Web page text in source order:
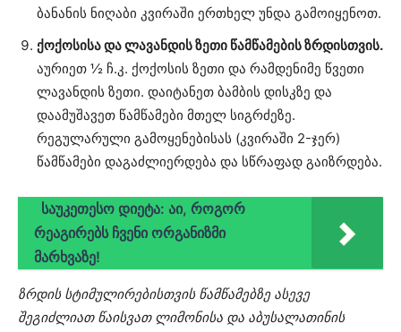
ბანანის ნიღაბი კვირაში ერთხელ უნდა გამოიყენოთ.
ქოქოსისა და ლავანდის ზეთი წამწამების ზრდისთვის.
აურიეთ ½ ჩ.კ. ქოქოსის ზეთი და რამდენიმე წვეთი
ლავანდის ზეთი. დაიტანეთ ბამბის დისკზე და
დაამუშავეთ წამწამები მთელ სიგრძეზე.
რეგულარული გამოყენებისას (კვირაში 2-ჯერ)
წამწამები დაგაძლიერდება და სწრაფად გაიზრდება.
საუკეთესო დიეტა: აი, როგორ
რეაგირებს ჩვენი ორგანიზმი
მარხვაზე!
ზრდის სტიმულირებისთვის წამწამებზე ასევე
შეგიძლიათ წაისვათ ლიმონისა და აბუსალათინის